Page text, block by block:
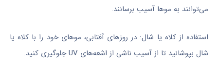
می‌توانند به موها آسیب برسانند.
استفاده از کلاه یا شال: در روزهای آفتابی، موهای خود را با کلاه یا
شال بپوشانید تا از آسیب ناشی از اشعه‌های UV جلوگیری کنید.